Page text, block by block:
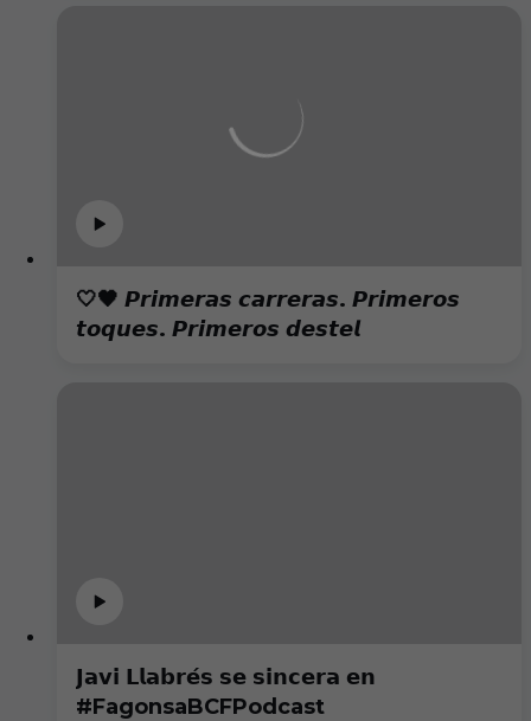
🤍🖤 𝙋𝙧𝙞𝙢𝙚𝙧𝙖𝙨 𝙘𝙖𝙧𝙧𝙚𝙧𝙖𝙨. 𝙋𝙧𝙞𝙢𝙚𝙧𝙤𝙨
𝙩𝙤𝙦𝙪𝙚𝙨. 𝙋𝙧𝙞𝙢𝙚𝙧𝙤𝙨 𝙙𝙚𝙨𝙩𝙚𝙡
𝗝𝗮𝘃𝗶 𝗟𝗹𝗮𝗯𝗿𝗲́𝘀 𝘀𝗲 𝘀𝗶𝗻𝗰𝗲𝗿𝗮 𝗲𝗻
#FagonsaBCFPodcast